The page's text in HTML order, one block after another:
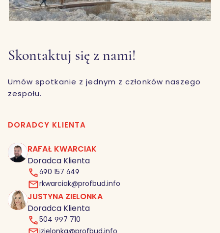
Skontaktuj się z nami!
Umów spotkanie z jednym z członków naszego
zespołu.
DORADCY KLIENTA
is
text
inside
block.
RAFAŁ KWARCIAK
Doradca Klienta
690 157 649
rkwarciak@profbud.info
This
text
inside
JUSTYNA ZIELONKA
Doradca Klienta
504 997 710
jzielonka@profbud.info
This